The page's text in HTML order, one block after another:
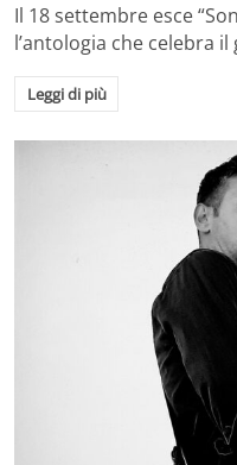
Il 18 settembre esce
l’antologia che celebra
Leggi di più